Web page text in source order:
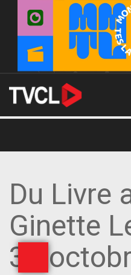
Du Livre
Ginette
31